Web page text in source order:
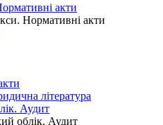
акти
Нормативні акти
література
Аудит
облік. Аудит